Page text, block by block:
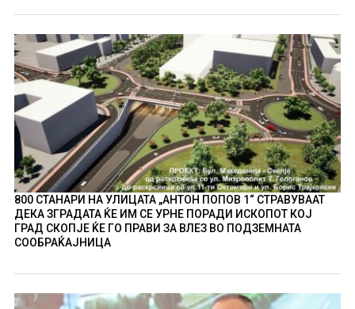
800 СТАНАРИ НА УЛИЦАТА „АНТОН ПОПОВ 1“ СТРАВУВААТ
ДЕКА ЗГРАДАТА ЌЕ ИМ СЕ УРНЕ ПОРАДИ ИСКОПОТ КОЈ
ГРАД СКОПЈЕ ЌЕ ГО ПРАВИ ЗА ВЛЕЗ ВО ПОДЗЕМНАТА
СООБРАЌАЈНИЦА